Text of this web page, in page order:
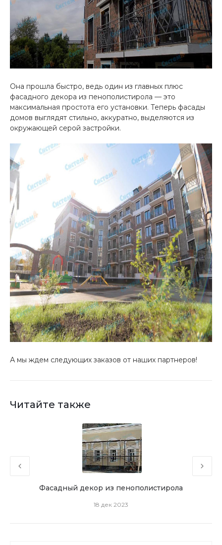
Она прошла быстро, ведь один из главных плюс
фасадного декора из пенополистирола — это
максимальная простота его установки. Теперь фасады
домов выглядят стильно, аккуратно, выделяются из
окружающей серой застройки.
А мы ждем следующих заказов от наших партнеров!
Читайте также
Фасадный декор из пенополистирола
18 дек 2023